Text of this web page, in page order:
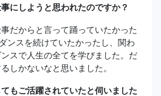
にしようと思われたのですか？
だからと言って踊っていたかった
ンスを続けていたかったし、関わ
スで人生の全てを学びました。だ
しかないなと思いました。
ご活躍されていたと伺いました